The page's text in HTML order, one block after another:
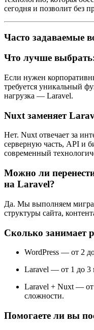
сегодня и позволит без
Часто задаваемые
Что лучше
Если нужен
требуется уникальный
нагрузка — Laravel.
Nuxt заменяет
Нет. Nuxt отвечает за
серверную часть, API и
современный
Можно ли
на Laravel?
Да. Мы выполняем
структуры сайта,
Сколько занимает
WordPress — от 2
Laravel — от 1 до 3
Laravel + Nuxt — от
сложности.
Помогаете ли вы